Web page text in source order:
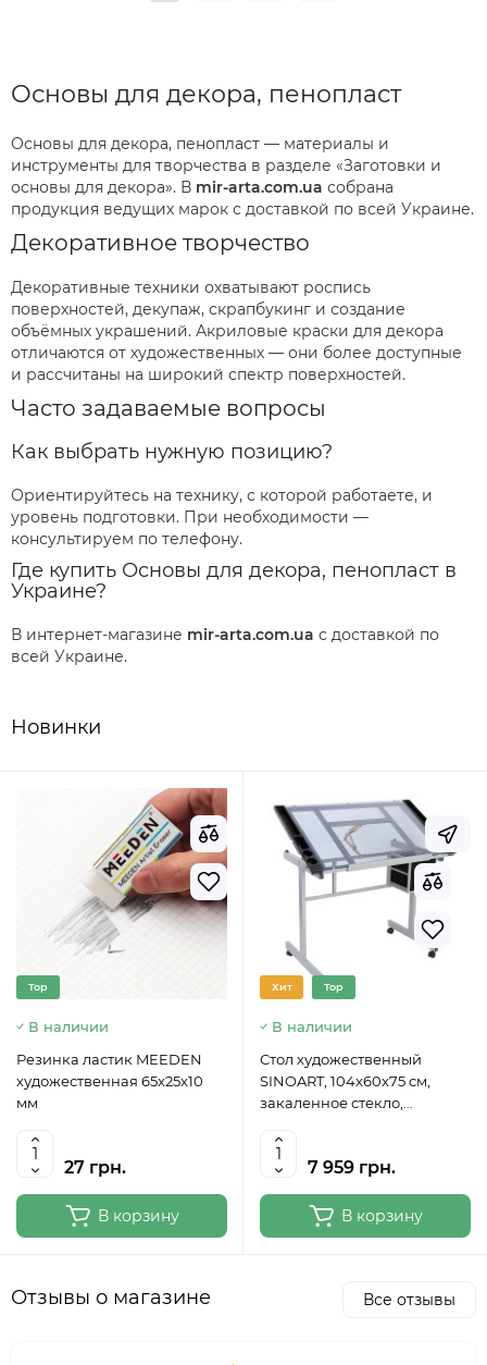
Основы для декора, пенопласт
Основы для декора, пенопласт — материалы и
инструменты для творчества в разделе «Заготовки и
основы для декора». В mir-arta.com.ua собрана
продукция ведущих марок с доставкой по всей Украине.
Декоративное творчество
Декоративные техники охватывают роспись
поверхностей, декупаж, скрапбукинг и создание
объёмных украшений. Акриловые краски для декора
отличаются от художественных — они более доступные
и рассчитаны на широкий спектр поверхностей.
Часто задаваемые вопросы
Как выбрать нужную позицию?
Ориентируйтесь на технику, с которой работаете, и
уровень подготовки. При необходимости —
консультируем по телефону.
Где купить Основы для декора, пенопласт в
Украине?
В интернет-магазине mir-arta.com.ua с доставкой по
всей Украине.
Новинки
Top
В наличии
Резинка ластик MEEDEN
художественная 65x25x10
мм
27 грн.
В корзину
Хит Top
В наличии
Стол художественный
SINOART, 104x60x75 см,
закаленное стекло,
7 959 грн.
В корзину
Отзывы о магазине Все отзывы